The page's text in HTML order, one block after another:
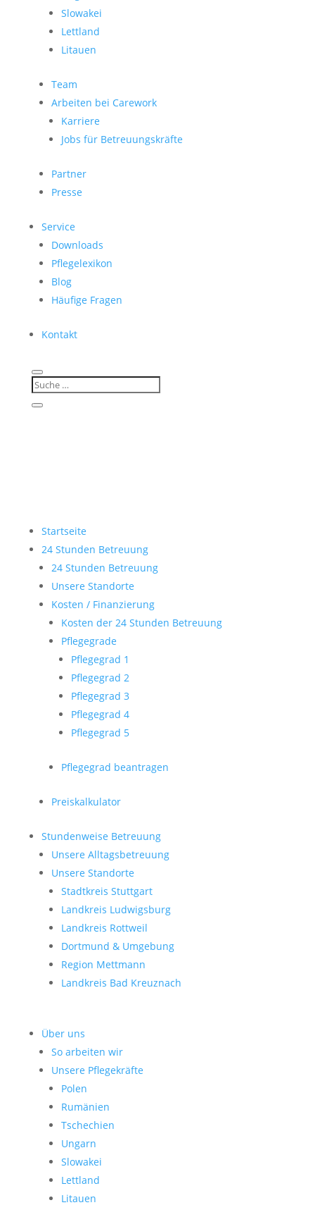
Slowakei
Lettland
Litauen
Team
Arbeiten bei Carework
Karriere
Jobs für Betreuungskräfte
Partner
Presse
Service
Downloads
Pflegelexikon
Blog
Häufige Fragen
Kontakt
Startseite
24 Stunden Betreuung
24 Stunden Betreuung
Unsere Standorte
Kosten / Finanzierung
Kosten der 24 Stunden Betreuung
Pflegegrade
Pflegegrad 1
Pflegegrad 2
Pflegegrad 3
Pflegegrad 4
Pflegegrad 5
Pflegegrad beantragen
Preiskalkulator
Stundenweise Betreuung
Unsere Alltagsbetreuung
Unsere Standorte
Stadtkreis Stuttgart
Landkreis Ludwigsburg
Landkreis Rottweil
Dortmund & Umgebung
Region Mettmann
Landkreis Bad Kreuznach
Über uns
So arbeiten wir
Unsere Pflegekräfte
Polen
Rumänien
Tschechien
Ungarn
Slowakei
Lettland
Litauen